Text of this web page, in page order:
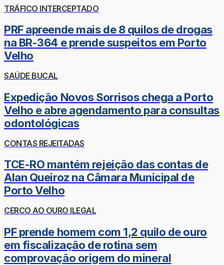
TRÁFICO INTERCEPTADO
PRF apreende mais de 8 quilos de drogas
na BR-364 e prende suspeitos em Porto
Velho
SAÚDE BUCAL
Expedição Novos Sorrisos chega a Porto
Velho e abre agendamento para consultas
odontológicas
CONTAS REJEITADAS
TCE-RO mantém rejeição das contas de
Alan Queiroz na Câmara Municipal de
Porto Velho
CERCO AO OURO ILEGAL
PF prende homem com 1,2 quilo de ouro
em fiscalização de rotina sem
comprovação origem do mineral